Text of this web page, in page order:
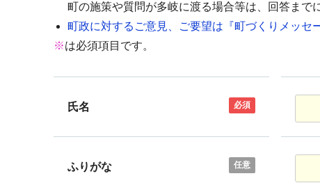
町の施策や質問が多岐に渡る場合等は、回答まで
町政に対するご意見、ご要望は『町づくりメッセ
※は必須項目です。
氏名 必須
ふりがな 任意